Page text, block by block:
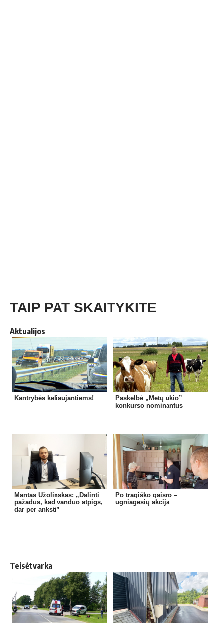
TAIP PAT SKAITYKITE
Aktualijos
Kantrybės keliaujantiems!
Paskelbė „Metų ūkio”
konkurso nominantus
Mantas Užolinskas: „Dalinti
pažadus, kad vanduo atpigs,
dar per anksti”
Po tragiško gaisro –
ugniagesių akcija
Teisėtvarka